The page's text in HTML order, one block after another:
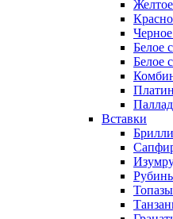
Белое
Белое
Вставки
Топазы